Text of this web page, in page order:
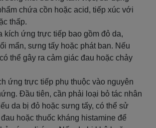
chứa cồn hoặc acid, tiếp xúc với
thấp.
kích ứng trực tiếp bao gồm đỏ da,
mẩn, sưng tấy hoặc phát ban. Nếu
thể gây ra cảm giác đau hoặc chảy
ứng trực tiếp phụ thuộc vào nguyên
Đầu tiên, cần phải loại bỏ tác nhân
da bị đỏ hoặc sưng tấy, có thể sử
hoặc thuốc kháng histamine để